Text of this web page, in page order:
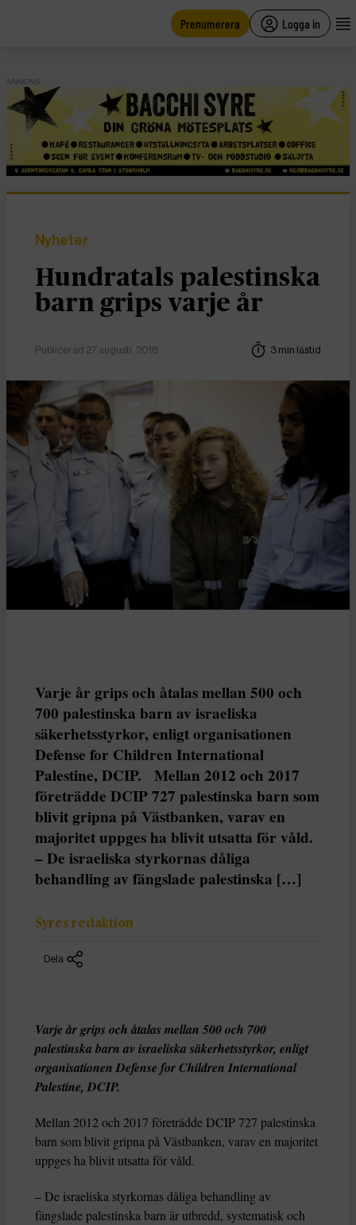
Prenumerera Logga in
ANNONS
Nyheter
Hundratals palestinska
barn grips varje år
Publicerad 27 augusti, 2018 3 min lästid
Varje år grips och åtalas mellan 500 och
700 palestinska barn av israeliska
säkerhetsstyrkor, enligt organisationen
Defense for Children International
Palestine, DCIP. Mellan 2012 och 2017
företrädde DCIP 727 palestinska barn som
blivit gripna på Västbanken, varav en
majoritet uppges ha blivit utsatta för våld.
– De israeliska styrkornas dåliga
behandling av fängslade palestinska […]
Syres redaktion
Dela
Varje år grips och åtalas mellan 500 och 700
palestinska barn av israeliska säkerhetsstyrkor, enligt
organisationen Defense for Children International
Palestine, DCIP.
Mellan 2012 och 2017 företrädde DCIP 727 palestinska
barn som blivit gripna på Västbanken, varav en majoritet
uppges ha blivit utsatta för våld.
– De israeliska styrkornas dåliga behandling av
fängslade palestinska barn är utbredd, systematisk och